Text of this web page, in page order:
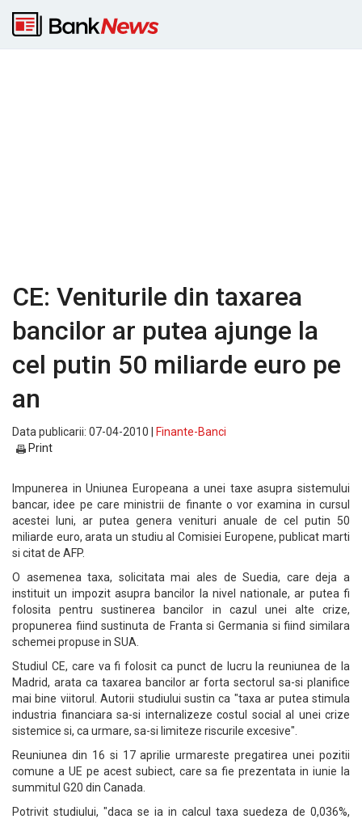
CE: Veniturile din taxarea
bancilor ar putea ajunge la
cel putin 50 miliarde euro pe
an
Data publicarii: 07-04-2010 |
Finante-Banci
Print
Impunerea in Uniunea Europeana a unei taxe asupra sistemului
bancar, idee pe care ministrii de finante o vor examina in cursul
acestei luni, ar putea genera venituri anuale de cel putin 50
miliarde euro, arata un studiu al Comisiei Europene, publicat marti
si citat de AFP.
O asemenea taxa, solicitata mai ales de Suedia, care deja a
instituit un impozit asupra bancilor la nivel nationale, ar putea fi
folosita pentru sustinerea bancilor in cazul unei alte crize,
propunerea fiind sustinuta de Franta si Germania si fiind similara
schemei propuse in SUA.
Studiul CE, care va fi folosit ca punct de lucru la reuniunea de la
Madrid, arata ca taxarea bancilor ar forta sectorul sa-si planifice
mai bine viitorul. Autorii studiului sustin ca "taxa ar putea stimula
industria financiara sa-si internalizeze costul social al unei crize
sistemice si, ca urmare, sa-si limiteze riscurile excesive".
Reuniunea din 16 si 17 aprilie urmareste pregatirea unei pozitii
comune a UE pe acest subiect, care sa fie prezentata in iunie la
summitul G20 din Canada.
Potrivit studiului, "daca se ia in calcul taxa suedeza de 0,036%,